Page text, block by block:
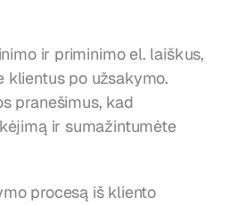
ir priminimo el. laiškus,
klientus po užsakymo.
pranešimus, kad
ir sumažintumėte
procesą iš kliento